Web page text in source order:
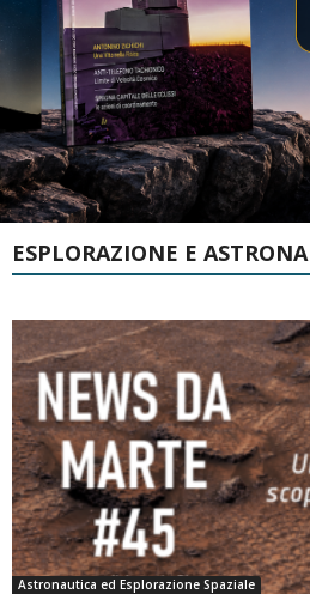
ESPLORAZIONE E
Astronautica ed Esplorazione Spaziale